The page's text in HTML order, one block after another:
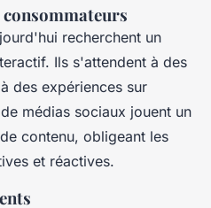
consommateurs
recherchent un
Ils s'attendent à des
des expériences sur
médias sociaux jouent un
contenu, obligeant les
et réactives.